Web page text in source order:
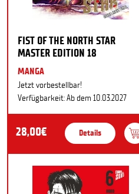
FIST OF THE NORTH STAR
MASTER EDITION 18
MANGA
Jetzt vorbestellbar!
Verfügbarkeit: Ab dem 10.03.2027
28,00€ Details